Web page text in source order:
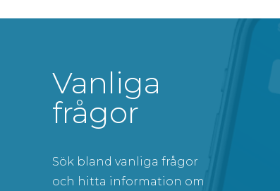
Vanliga
frågor
Sök bland vanliga frågor
och hitta information om